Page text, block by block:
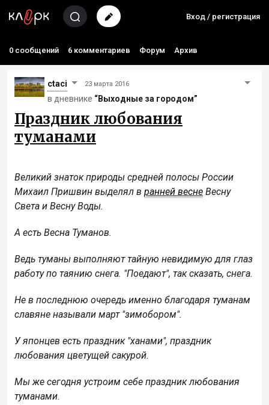
Вход / регистрация
0 сообщений 6 комментариев Форум Архив
ctaci 23 марта 2016
в дневнике “Выходные за городом”
Праздник любования
туманами
Великий знаток природы средней полосы России
Михаил Пришвин выделял в ранней весне Весну
Света и Весну Воды.
А есть Весна Туманов.
Ведь туманы выполняют тайную невидимую для глаз
работу по таянию снега. "Поедают", так сказать, снега.
Не в последнюю очередь именно благодаря туманам
славяне называли март "зимобором".
У японцев есть праздник "ханами", праздник
любования цветущей сакурой.
Мы же сегодня устроим себе праздник любования
туманами.